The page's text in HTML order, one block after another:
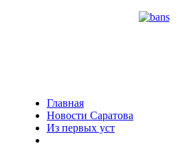
Главная
Новости Саратова
Из пеpвых уст